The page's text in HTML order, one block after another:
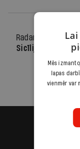
Radars
13.01.2011.
Sicīlijā
Mēs
lapas
vienmēr var